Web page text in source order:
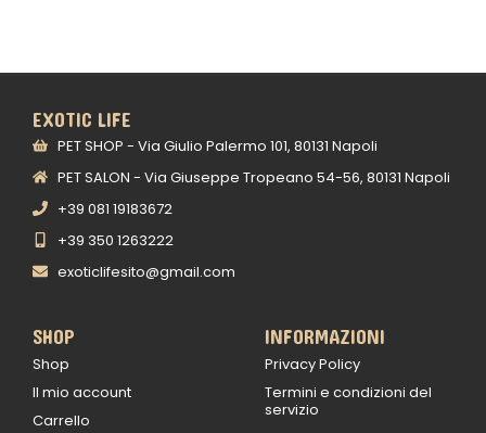
EXOTIC LIFE
PET SHOP - Via Giulio Palermo 101, 80131 Napoli
PET SALON - Via Giuseppe Tropeano 54-56, 80131 Napoli
+39 081 19183672
+39 350 1263222
exoticlifesito@gmail.com
SHOP
Shop
Il mio account
Carrello
INFORMAZIONI
Privacy Policy
Termini e condizioni del
servizio